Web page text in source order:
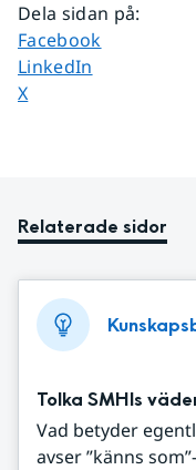
Dela sidan på:
Dela sidan på
Facebook
Dela sidan på
LinkedIn
Dela sidan på
X
Relaterade sidor
Tolka SMHIs
Vad betyder
avser ”känns